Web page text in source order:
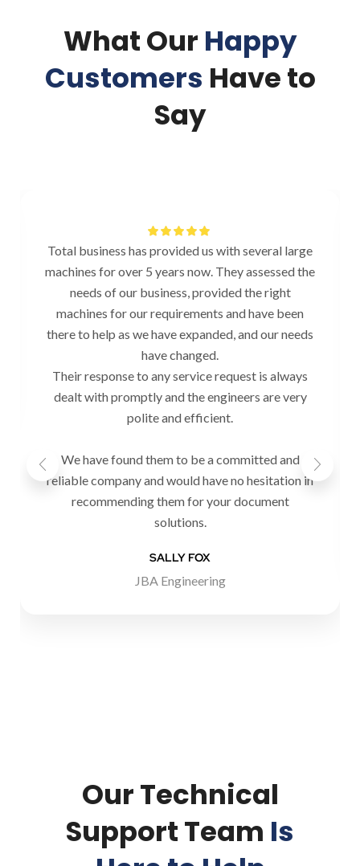
What Our Happy
Customers Have to
Say
Total business has provided us with several large
machines for over 5 years now. They assessed the
needs of our business, provided the right
machines for our requirements and have been
there to help as we have expanded, and our needs
have changed.
Their response to any service request is always
dealt with promptly and the engineers are very
polite and efficient.
We have found them to be a committed and
reliable company and would have no hesitation in
recommending them for your document
solutions.
SALLY FOX
JBA Engineering
Our Technical
Support Team Is